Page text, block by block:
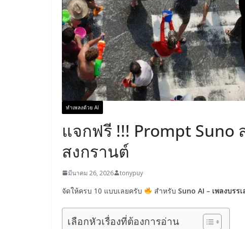
ทำเพลงด้วย AI
แจกฟรี !!! Prompt Suno
สงกรานต์
มีนาคม 26, 2026 tonypuy
จัดให้ครบ 10 แบบเลยครับ สำหรับ Suno AI – เพลงบรร
เลือกหัวเรื่องที่ต้องการอ่าน